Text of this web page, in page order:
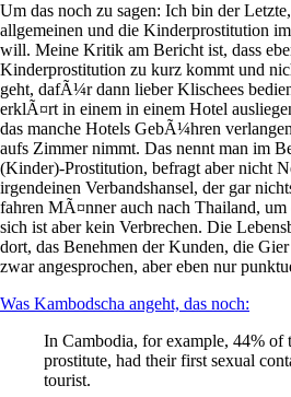
Um das noch zu sagen: Ich bin der
allgemeinen und die Kinderprostitution
will. Meine Kritik am Bericht ist, dass
Kinderprostitution zu kurz kommt und
geht, dafÃ¼r dann lieber Klischees
erklÃ¤rt in einem in einem Hotel
das manche Hotels GebÃ¼hren
aufs Zimmer nimmt. Das nennt man im
(Kinder)-Prostitution, befragt aber nicht
irgendeinen Verbandshansel, der gar
fahren MÃ¤nner auch nach Thailand,
sich ist aber kein Verbrechen. Die
dort, das Benehmen der Kunden, die
zwar angesprochen, aber eben nur
Was Kambodscha angeht, das noch:
In Cambodia, for example, 44% of
prostitute, had their first sexual
tourist.